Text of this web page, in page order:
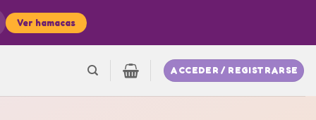
Ver hamacas
ACCEDER / REGISTRARSE